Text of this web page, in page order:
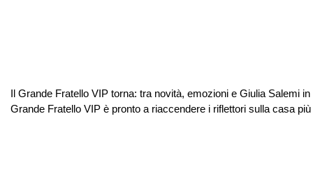
Il Grande Fratello VIP torna: tra novità, emozioni e Giulia Salemi
Grande Fratello VIP è pronto a riaccendere i riflettori sulla casa